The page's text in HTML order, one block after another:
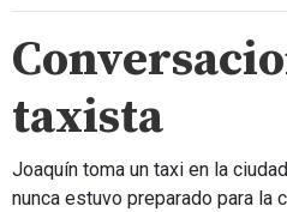
taxista
Joaquín toma un taxi en la
nunca estuvo preparado para la